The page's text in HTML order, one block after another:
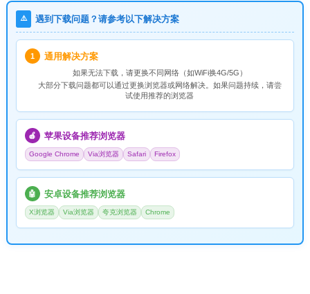
⚠️ 遇到下载问题？请参考以下解决方案
1 通用解决方案
如果无法下载，请更换不同网络（如WiFi换4G/5G）
大部分下载问题都可以通过更换浏览器或网络解决。如果问题持续，请尝
试使用推荐的浏览器
🍎 苹果设备推荐浏览器
Google Chrome Via浏览器 Safari Firefox
🤖 安卓设备推荐浏览器
X浏览器 Via浏览器 夸克浏览器 Chrome